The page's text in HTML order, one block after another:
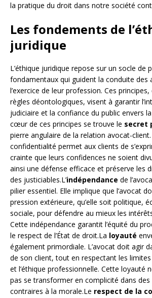
la pratique du droit dans notre société
Les fondements de
juridique
L’éthique juridique repose sur un socle de
fondamentaux qui guident la conduite des
l’exercice de leur profession. Ces
règles déontologiques, visent à garantir
judiciaire et la confiance du public envers
cœur de ces principes se trouve le secret
pierre angulaire de la relation avocat-
confidentialité permet aux clients de
crainte que leurs confidences ne soient
ainsi une défense efficace et préserve les
des justiciables.L’indépendance de
pilier essentiel. Elle implique que l’avocat
pression extérieure, qu’elle soit politique,
sociale, pour défendre au mieux les
Cette indépendance garantit l’équité du
le respect de l’État de droit.La loyauté
également primordiale. L’avocat doit agir
de son client, tout en respectant les
et l’éthique professionnelle. Cette loyauté
pas se transformer en complicité dans des
contraires à la morale.Le respect de la